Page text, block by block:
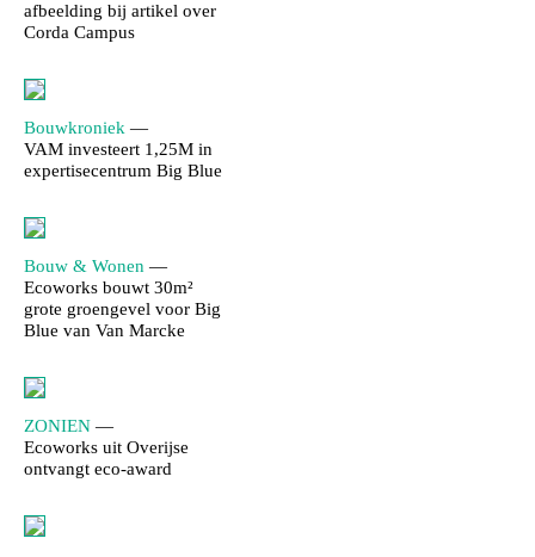
afbeelding bij artikel over
Corda Campus
Bouwkroniek —
VAM investeert 1,25M in
expertisecentrum Big Blue
Bouw & Wonen —
Ecoworks bouwt 30m²
grote groengevel voor Big
Blue van Van Marcke
ZONIEN —
Ecoworks uit Overijse
ontvangt eco-award